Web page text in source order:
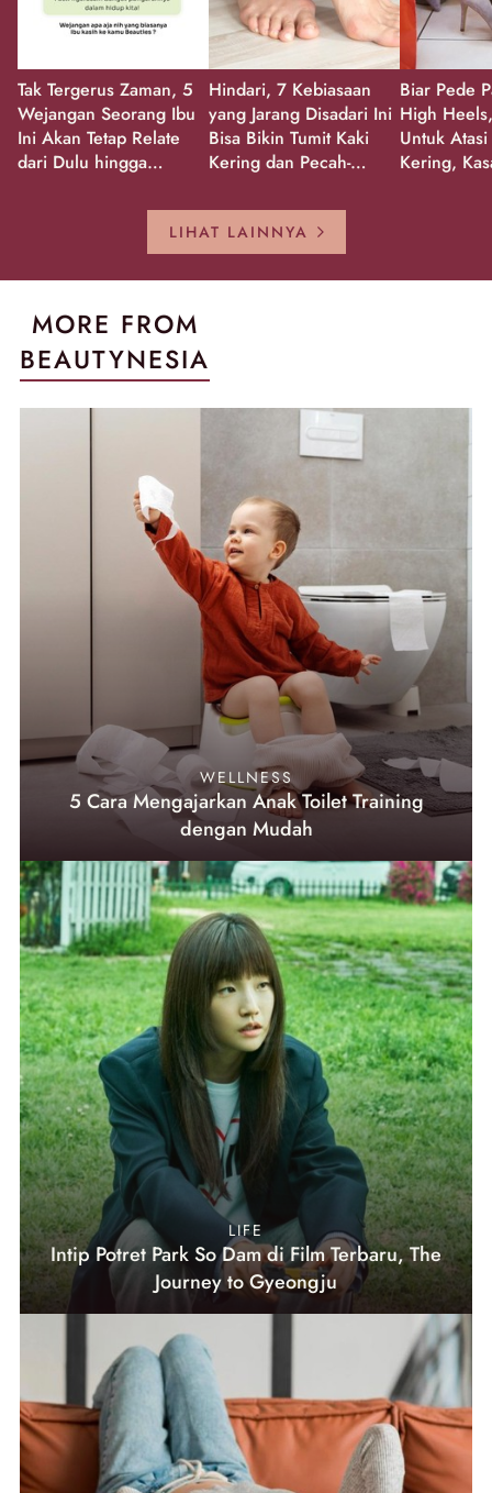
Tak Tergerus Zaman, 5
Wejangan Seorang Ibu
Ini Akan Tetap Relate
dari Dulu hingga
Hindari, 7 Kebiasaan
yang Jarang Disadari Ini
Bisa Bikin Tumit Kaki
Kering dan Pecah-
Biar Pede
High
Untuk
Kering,
LIHAT LAINNYA
MORE FROM
BEAUTYNESIA
WELLNESS
5 Cara Mengajarkan Anak Toilet Training
dengan Mudah
LIFE
Intip Potret Park So Dam di Film Terbaru, The
Journey to Gyeongju